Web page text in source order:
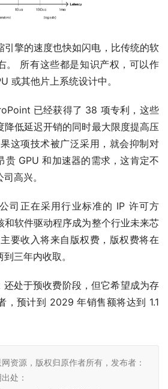
引擎的速度也快如闪电，比传统的软
。 所有这些都是知识产权，可以作
或其他片上系统设计中。
已经获得了 38 项专利，这些
降低延迟开销的同时最大限度提高压
这项技术被广泛采用，就会抑制对
贵 GPU 和加速器的需求，这肯定不
高兴。
司正在采用行业标准的 IP 许可方
和软件驱动程序成为整个行业未来芯
要收入将来自版权费，版权费将在
三年内收取。
处于预收费阶段，但它希望成为存
，预计到 2029 年销售额将达到 1.1
资源，版权归原作者所有，发布者：
处：